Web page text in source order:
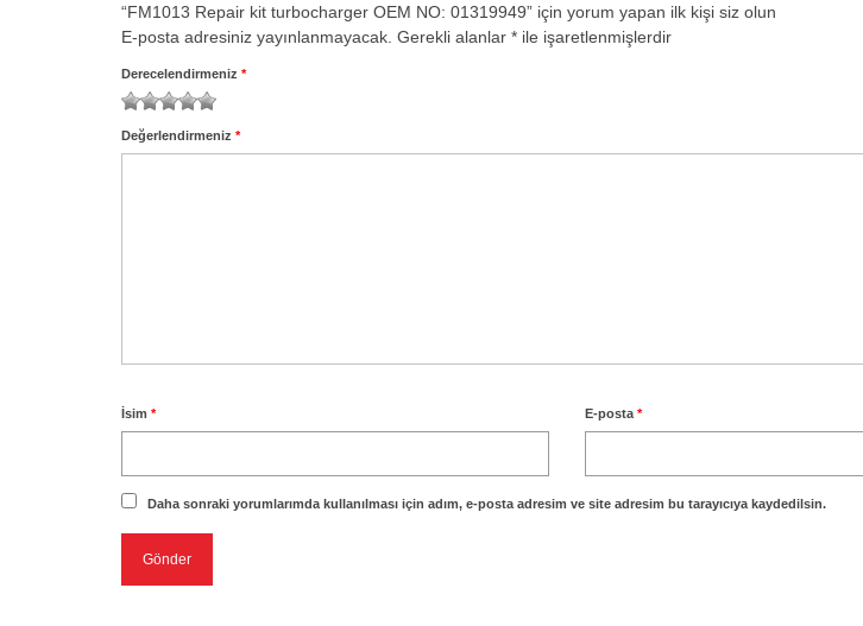
“FM1013 Repair kit turbocharger OEM NO: 01319949” için yorum yapan ilk kişi siz olun
E-posta adresiniz yayınlanmayacak. Gerekli alanlar * ile işaretlenmişlerdir
Derecelendirmeniz *
Değerlendirmeniz *
İsim * E-posta *
Daha sonraki yorumlarımda kullanılması için adım, e-posta adresim ve site adresim bu tarayıcıya kaydedilsin.